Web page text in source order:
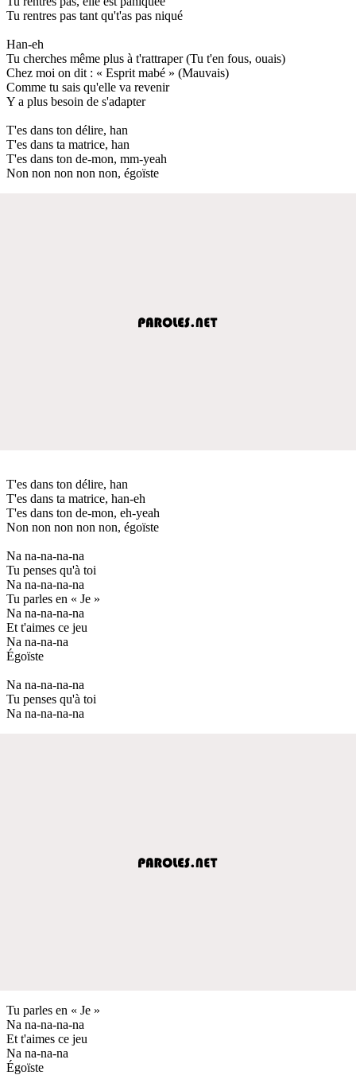
Tu rentres pas tant qu't'as pas niqué
Han-eh
Tu cherches même plus à t'rattraper (Tu t'en fous, ouais)
Chez moi on dit : « Esprit mabé » (Mauvais)
Comme tu sais qu'elle va revenir
Y a plus besoin de s'adapter
T'es dans ton délire, han
T'es dans ta matrice, han
T'es dans ton de-mon, mm-yeah
Non non non non non, égoïste
T'es dans ton délire, han
T'es dans ta matrice, han-eh
T'es dans ton de-mon, eh-yeah
Non non non non non, égoïste
Na na-na-na-na
Tu penses qu'à toi
Na na-na-na-na
Tu parles en « Je »
Na na-na-na-na
Et t'aimes ce jeu
Na na-na-na
Égoïste
Na na-na-na-na
Tu penses qu'à toi
Na na-na-na-na
Tu parles en « Je »
Na na-na-na-na
Et t'aimes ce jeu
Na na-na-na
Égoïste